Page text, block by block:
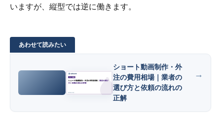
いますが、縦型では逆に働きます。
ショート動画制作・外
注の費用相場｜業者の
選び方と依頼の流れの
正解